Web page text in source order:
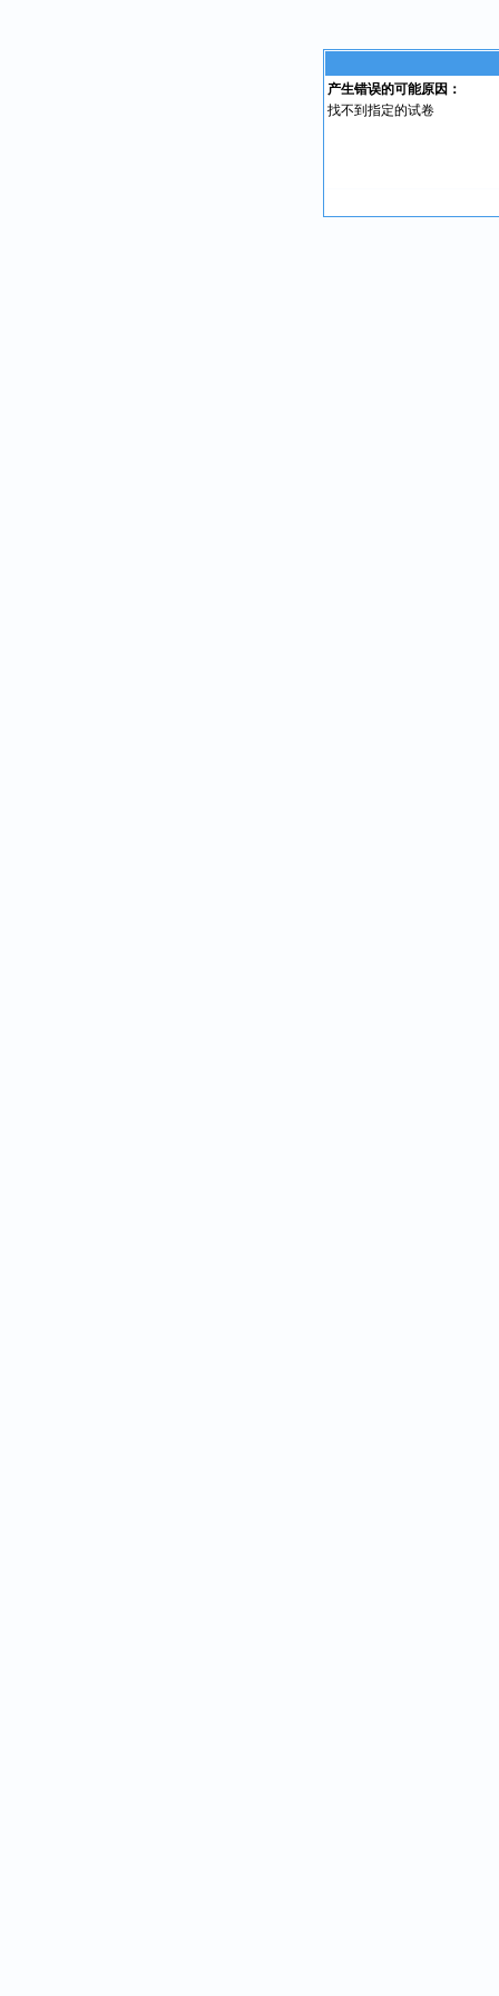
产生错误的可能原因：
找不到指定的试卷